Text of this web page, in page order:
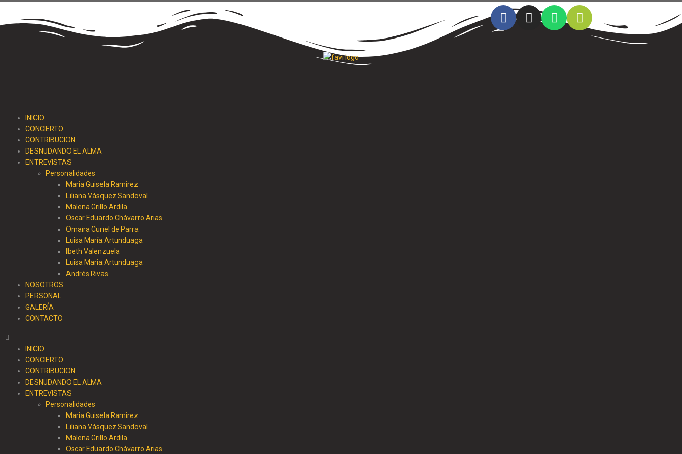
INICIO
CONCIERTO
CONTRIBUCION
DESNUDANDO EL ALMA
ENTREVISTAS
Personalidades
Maria Guisela Ramirez
Liliana Vásquez Sandoval
Malena Grillo Ardila
Oscar Eduardo Chávarro Arias
Omaira Curiel de Parra
Luisa María Artunduaga
Ibeth Valenzuela
Luisa Maria Artunduaga
Andrés Rivas
NOSOTROS
PERSONAL
GALERÍA
CONTACTO
INICIO
CONCIERTO
CONTRIBUCION
DESNUDANDO EL ALMA
ENTREVISTAS
Personalidades
Maria Guisela Ramirez
Liliana Vásquez Sandoval
Malena Grillo Ardila
Oscar Eduardo Chávarro Arias